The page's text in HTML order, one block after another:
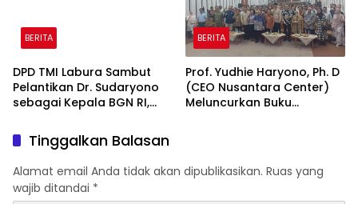
BERITA
DPD TMI Labura Sambut
Pelantikan Dr. Sudaryono
sebagai Kepala BGN RI,
Ketahanan Pangan dan
Gizi Nasional
BERITA
Prof. Yudhie Haryono, Ph. D
(CEO Nusantara Center)
Meluncurkan Buku
Simposium Nasional
bertema “Urgensi Undang-
Tinggalkan Balasan
Alamat email Anda tidak akan dipublikasikan. Ruas yang
wajib ditandai *